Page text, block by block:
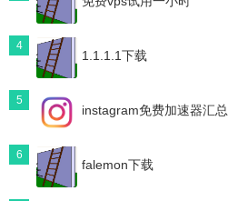
4
1.1.1.1下载
5
instagram免费加速器汇总
6
falemon下载